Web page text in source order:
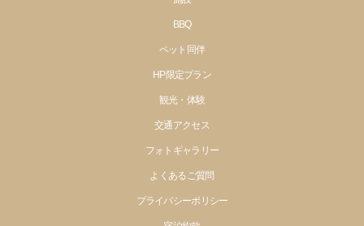
BBQ
ペット同伴
HP限定プラン
観光・体験
交通アクセス
フォトギャラリー
よくあるご質問
プライバシーポリシー